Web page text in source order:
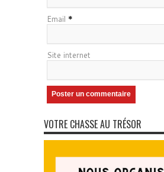
Email *
Site internet
VOTRE CHASSE AU TRÉSOR